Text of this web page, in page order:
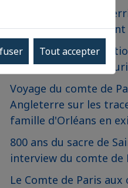
Communiqué - Les
incendies qui frappent
Communiqué -
relative à l'aide à
Voyage du comte de
Angleterre sur les
famille d'Orléans en
800 ans du sacre de
interview du comte de
Le Comte de Paris aux
Tout accepter